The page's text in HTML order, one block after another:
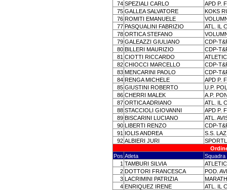
74 SPEZIALI CARLO
APD P.
75 GALLEA SALVATORE
KOKS
76 ROMITI EMANUELE
77 PASQUALINI FABRIZIO
ATL. IL
78 ORTICA STEFANO
79 GALEAZZI GIULIANO
CDP-
80 BILLERI MAURIZIO
CDP-
81 CIOTTI RICCARDO
82 CHIOCCI MARCELLO
CDP-
83 MENCARINI PAOLO
CDP-
84 RENGA MICHELE
APD P.
85 GIUSTINI ROBERTO
U.P.
86 CHERRI MALEK
A.P.
87 ORTICA ADRIANO
ATL. IL
88 STACCIOLI GIOVANNI
APD P.
89 BISCARINI LUCIANO
ATL.
90 LIBERTI RENZO
CDP-
91 IOLIS ANDREA
S.S.
92 ALBIERI JURI
Pos Atleta
Squadra
1 TAMBURI SILVIA
2 DOTTORI FRANCESCA
POD.
3 LACRIMINI PATRIZIA
4 ENRIQUEZ IRENE
ATL. IL